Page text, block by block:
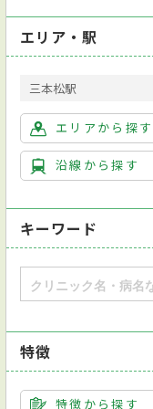
エリア・駅
三本松駅
エリアから探す
沿線から探す
キーワード
特徴
特徴から探す